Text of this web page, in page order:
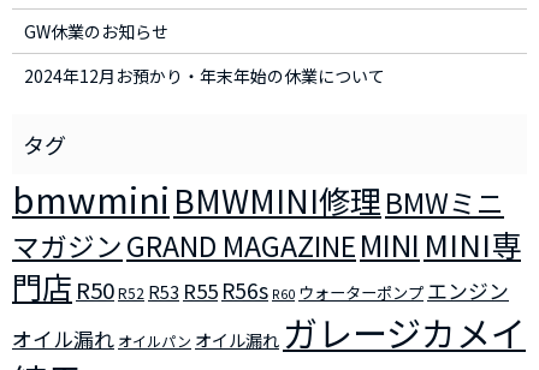
GW休業のお知らせ
2024年12月お預かり・年末年始の休業について
bmwmini BMWMINI修理BMWミニ
マガジンGRAND MAGAZINEMINI MINI専
門店 R50R52 R53 R55 R56s R60 ウォーターポンプ エンジン
オイル漏れ オイルパン オイル漏れ ガレージカメイ